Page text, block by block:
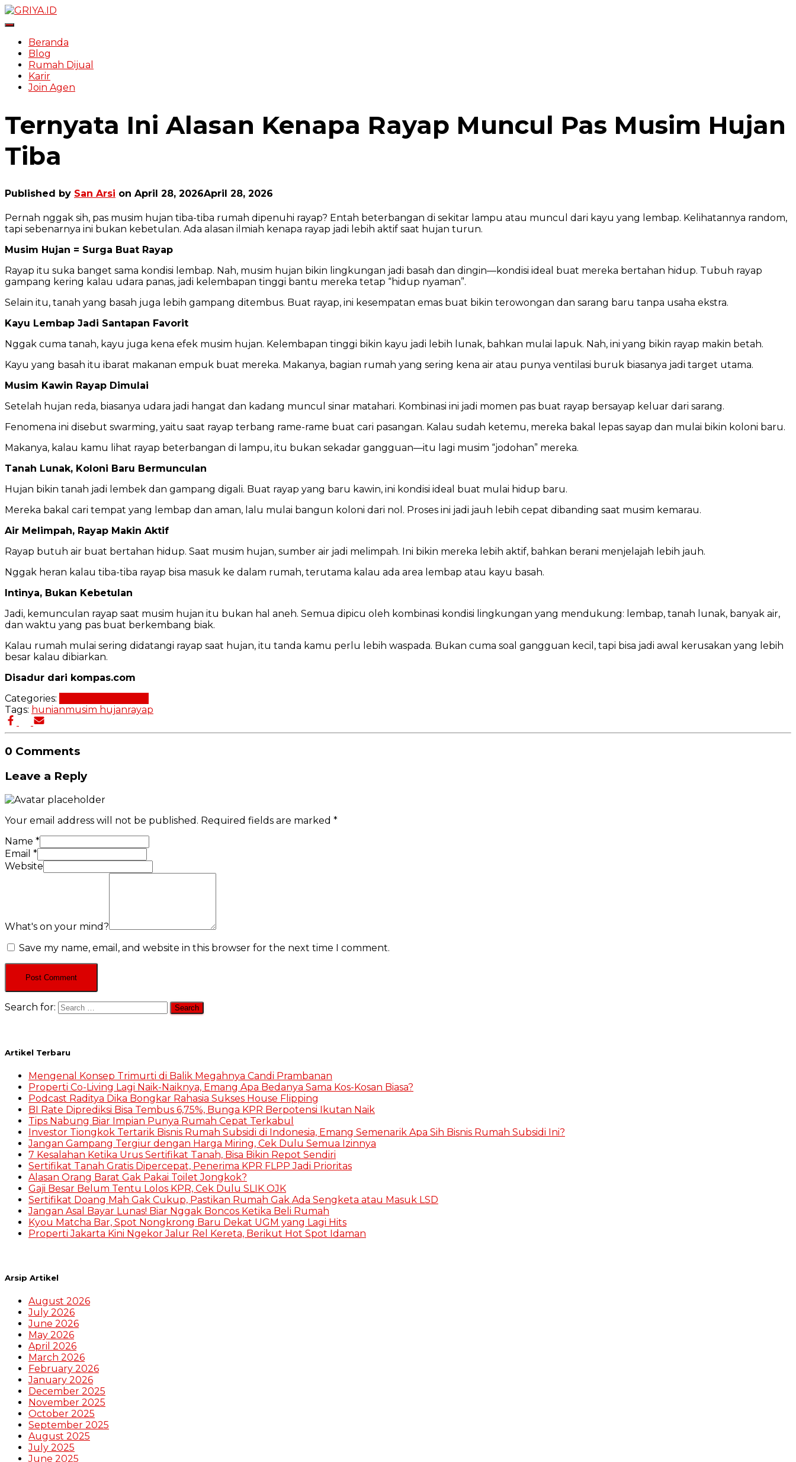
Toggle Navigation
Beranda
Blog
Rumah Dijual
Karir
Join Agen
Ternyata Ini Alasan Kenapa Rayap Muncul Pas Musim Hujan
Tiba
Published by San Arsi on April 28, 2026April 28, 2026
Pernah nggak sih, pas musim hujan tiba-tiba rumah dipenuhi rayap? Entah beterbangan di sekitar lampu atau muncul dari kayu yang lembap. Kelihatannya random,
tapi sebenarnya ini bukan kebetulan. Ada alasan ilmiah kenapa rayap jadi lebih aktif saat hujan turun.
Musim Hujan = Surga Buat Rayap
Rayap itu suka banget sama kondisi lembap. Nah, musim hujan bikin lingkungan jadi basah dan dingin—kondisi ideal buat mereka bertahan hidup. Tubuh rayap
gampang kering kalau udara panas, jadi kelembapan tinggi bantu mereka tetap “hidup nyaman”.
Selain itu, tanah yang basah juga lebih gampang ditembus. Buat rayap, ini kesempatan emas buat bikin terowongan dan sarang baru tanpa usaha ekstra.
Kayu Lembap Jadi Santapan Favorit
Nggak cuma tanah, kayu juga kena efek musim hujan. Kelembapan tinggi bikin kayu jadi lebih lunak, bahkan mulai lapuk. Nah, ini yang bikin rayap makin betah.
Kayu yang basah itu ibarat makanan empuk buat mereka. Makanya, bagian rumah yang sering kena air atau punya ventilasi buruk biasanya jadi target utama.
Musim Kawin Rayap Dimulai
Setelah hujan reda, biasanya udara jadi hangat dan kadang muncul sinar matahari. Kombinasi ini jadi momen pas buat rayap bersayap keluar dari sarang.
Fenomena ini disebut swarming, yaitu saat rayap terbang rame-rame buat cari pasangan. Kalau sudah ketemu, mereka bakal lepas sayap dan mulai bikin koloni baru.
Makanya, kalau kamu lihat rayap beterbangan di lampu, itu bukan sekadar gangguan—itu lagi musim “jodohan” mereka.
Tanah Lunak, Koloni Baru Bermunculan
Hujan bikin tanah jadi lembek dan gampang digali. Buat rayap yang baru kawin, ini kondisi ideal buat mulai hidup baru.
Mereka bakal cari tempat yang lembap dan aman, lalu mulai bangun koloni dari nol. Proses ini jadi jauh lebih cepat dibanding saat musim kemarau.
Air Melimpah, Rayap Makin Aktif
Rayap butuh air buat bertahan hidup. Saat musim hujan, sumber air jadi melimpah. Ini bikin mereka lebih aktif, bahkan berani menjelajah lebih jauh.
Nggak heran kalau tiba-tiba rayap bisa masuk ke dalam rumah, terutama kalau ada area lembap atau kayu basah.
Intinya, Bukan Kebetulan
Jadi, kemunculan rayap saat musim hujan itu bukan hal aneh. Semua dipicu oleh kombinasi kondisi lingkungan yang mendukung: lembap, tanah lunak, banyak air,
dan waktu yang pas buat berkembang biak.
Kalau rumah mulai sering didatangi rayap saat hujan, itu tanda kamu perlu lebih waspada. Bukan cuma soal gangguan kecil, tapi bisa jadi awal kerusakan yang lebih
besar kalau dibiarkan.
Disadur dari kompas.com
Categories:
Tags: hunianmusim hujanrayap
0 Comments
Leave a Reply
Your email address will not be published. Required fields are marked *
Name *
Email *
Website
What's on your mind?
Save my name, email, and website in this browser for the next time I comment.
Search for:
Artikel Terbaru
Mengenal Konsep Trimurti di Balik Megahnya Candi Prambanan
Properti Co-Living Lagi Naik-Naiknya, Emang Apa Bedanya Sama Kos-Kosan Biasa?
Podcast Raditya Dika Bongkar Rahasia Sukses House Flipping
BI Rate Diprediksi Bisa Tembus 6,75%, Bunga KPR Berpotensi Ikutan Naik
Tips Nabung Biar Impian Punya Rumah Cepat Terkabul
Investor Tiongkok Tertarik Bisnis Rumah Subsidi di Indonesia, Emang Semenarik Apa Sih Bisnis Rumah Subsidi Ini?
Jangan Gampang Tergiur dengan Harga Miring, Cek Dulu Semua Izinnya
7 Kesalahan Ketika Urus Sertifikat Tanah, Bisa Bikin Repot Sendiri
Sertifikat Tanah Gratis Dipercepat, Penerima KPR FLPP Jadi Prioritas
Alasan Orang Barat Gak Pakai Toilet Jongkok?
Gaji Besar Belum Tentu Lolos KPR, Cek Dulu SLIK OJK
Sertifikat Doang Mah Gak Cukup, Pastikan Rumah Gak Ada Sengketa atau Masuk LSD
Jangan Asal Bayar Lunas! Biar Nggak Boncos Ketika Beli Rumah
Kyou Matcha Bar, Spot Nongkrong Baru Dekat UGM yang Lagi Hits
Properti Jakarta Kini Ngekor Jalur Rel Kereta, Berikut Hot Spot Idaman
Arsip Artikel
August 2026
July 2026
June 2026
May 2026
April 2026
March 2026
February 2026
January 2026
December 2025
November 2025
October 2025
September 2025
August 2025
July 2025
June 2025